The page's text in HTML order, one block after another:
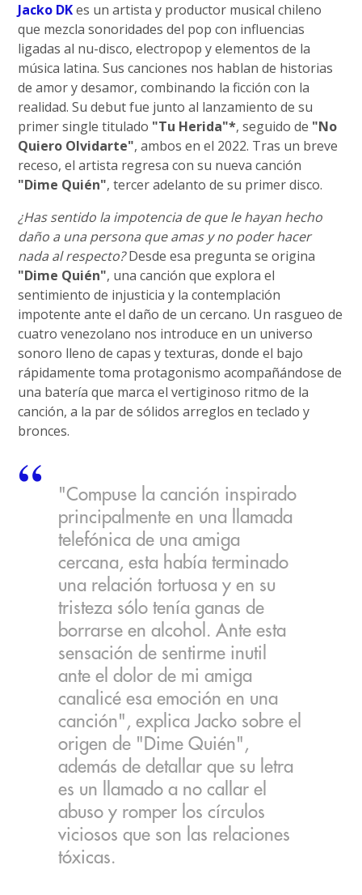
Jacko DKes un artista y productor musical chileno
que mezcla sonoridades del pop con influencias
ligadas al nu-disco, electropop y elementos de la
música latina. Sus canciones nos hablan de historias
de amor y desamor, combinando la ficción con la
realidad. Su debut fue junto al lanzamiento de su
primer single titulado "Tu Herida"*, seguido de "No
Quiero Olvidarte", ambos en el 2022. Tras un breve
receso, el artista regresa con su nueva canción
"Dime Quién", tercer adelanto de su primer disco.
¿Has sentido la impotencia de que le hayan hecho
daño a una persona que amas y no poder hacer
nada al respecto?Desde esa pregunta se origina
"Dime Quién", una canción que explora el
sentimiento de injusticia y la contemplación
impotente ante el daño de un cercano. Un rasgueo de
cuatro venezolano nos introduce en un universo
sonoro lleno de capas y texturas, donde el bajo
rápidamente toma protagonismo acompañándose de
una batería que marca el vertiginoso ritmo de la
canción, a la par de sólidos arreglos en teclado y
bronces.
"Compuse la canción inspirado
principalmente en una llamada
telefónica de una amiga
cercana, esta había terminado
una relación tortuosa y en su
tristeza sólo tenía ganas de
borrarse en alcohol. Ante esta
sensación de sentirme inutil
ante el dolor de mi amiga
canalicé esa emoción en una
canción", explica Jacko sobre el
origen de "Dime Quién",
además de detallar que su letra
es un llamado a no callar el
abuso y romper los círculos
viciosos que son las relaciones
tóxicas.